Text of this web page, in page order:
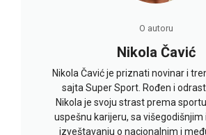
O autoru
Nikola Čavić
Nikola Čavić je priznati novinar i
sajta Super Sport. Rođen i
Nikola je svoju strast prema
uspešnu karijeru, sa
izveštavanju o nacionalnim i